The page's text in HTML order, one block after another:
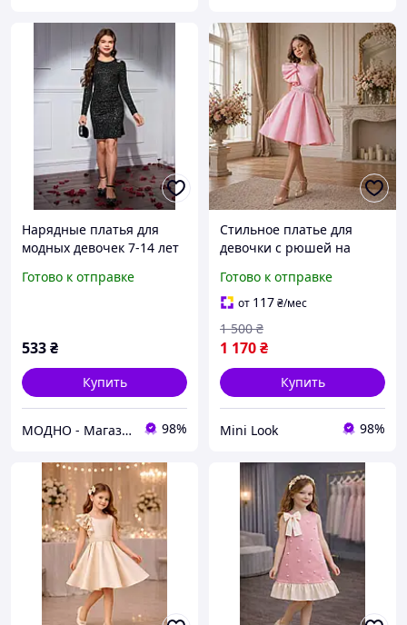
Нарядные платья для
модных девочек 7-14 лет
Готово к отправке
533₴
Купить
МОДНО - Магазин детской и женской одежды и обуви 98%
Стильное платье для
девочки с рюшей на
тренд 2026, модное
детское платье 120 150
см, розовый Adriana
Готово к отправке
от 117₴/мес
1 170₴
1 500 ₴
Купить
Mini Look 98%